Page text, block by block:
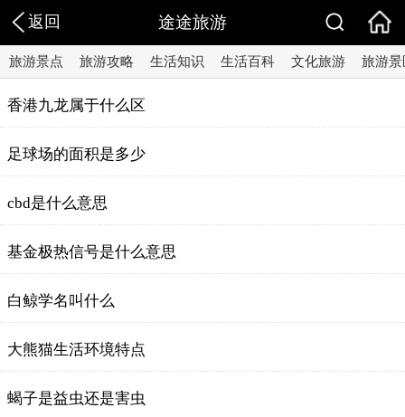
返回 途途旅游
旅游景点 旅游攻略 生活知识 生活百科 文化旅游 旅游景
香港九龙属于什么区
足球场的面积是多少
cbd是什么意思
基金极热信号是什么意思
白鲸学名叫什么
大熊猫生活环境特点
蝎子是益虫还是害虫